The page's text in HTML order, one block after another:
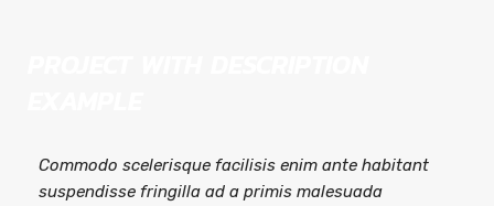
Commodo scelerisque facilisis enim ante habitant
suspendisse fringilla ad a primis malesuada